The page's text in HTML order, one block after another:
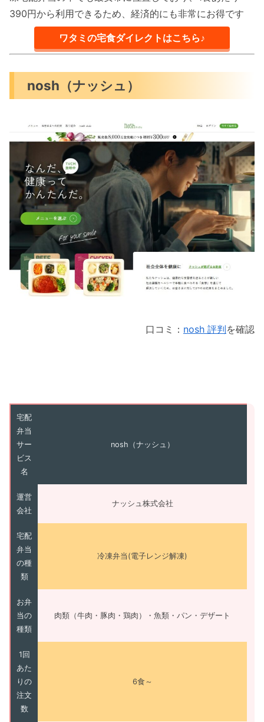
390円から利用できるため、経済的にも非常にお得です
ワタミの宅食ダイレクトはこちら♪
nosh（ナッシュ）
口コミ： nosh 評判を確認
宅配
弁当
サー
ビス
名
nosh（ナッシュ）
運営
会社
ナッシュ株式会社
宅配
弁当
の種
類
冷凍弁当(電子レンジ解凍)
お弁
当の
種類
肉類（牛肉・豚肉・鶏肉）・魚類・パン・デザート
1回
あた
りの
注文
数
6食～